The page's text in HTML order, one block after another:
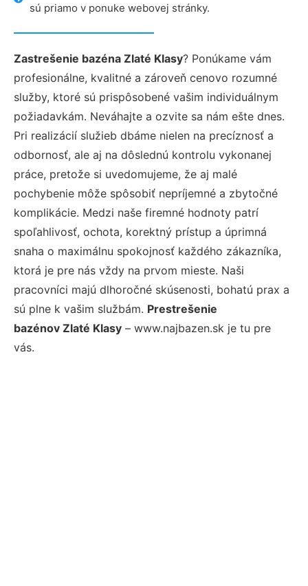
sú priamo v ponuke webovej stránky.
Zastrešenie bazéna Zlaté Klasy? Ponúkame vám
profesionálne, kvalitné a zároveň cenovo rozumné
služby, ktoré sú prispôsobené vašim individuálnym
požiadavkám. Neváhajte a ozvite sa nám ešte dnes.
Pri realizácií služieb dbáme nielen na precíznosť a
odbornosť, ale aj na dôslednú kontrolu vykonanej
práce, pretože si uvedomujeme, že aj malé
pochybenie môže spôsobiť nepríjemné a zbytočné
komplikácie. Medzi naše firemné hodnoty patrí
spoľahlivosť, ochota, korektný prístup a úprimná
snaha o maximálnu spokojnosť každého zákazníka,
ktorá je pre nás vždy na prvom mieste. Naši
pracovníci majú dlhoročné skúsenosti, bohatú prax a
sú plne k vašim službám. Prestrešenie
bazénov Zlaté Klasy – www.najbazen.sk je tu pre
vás.